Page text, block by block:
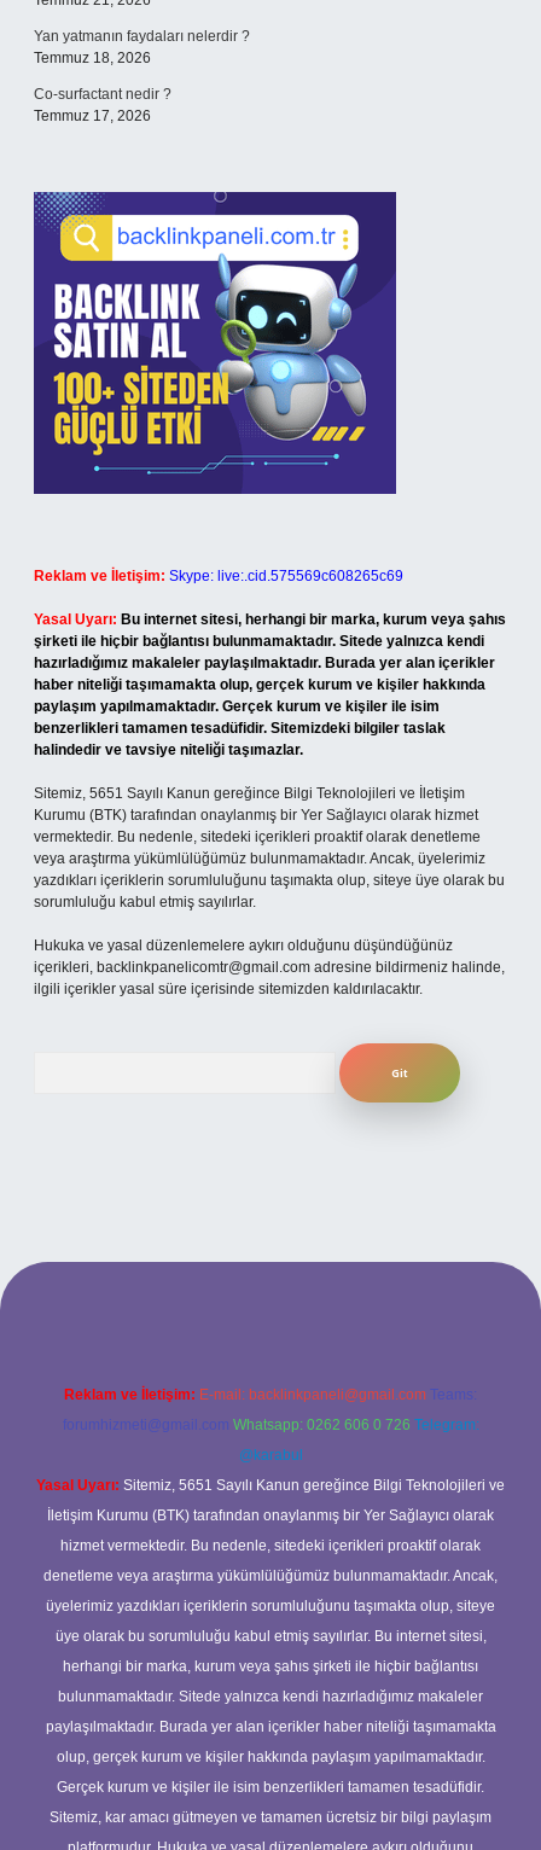
Yan yatmanın faydaları nelerdir ?
Temmuz 18, 2026
Co-surfactant nedir ?
Temmuz 17, 2026
Reklam ve İletişim: Skype: live:.cid.575569c608265c69
Yasal Uyarı: Bu internet sitesi, herhangi bir marka, kurum veya şahıs
şirketi ile hiçbir bağlantısı bulunmamaktadır. Sitede yalnızca kendi
hazırladığımız makaleler paylaşılmaktadır. Burada yer alan içerikler
haber niteliği taşımamakta olup, gerçek kurum ve kişiler hakkında
paylaşım yapılmamaktadır. Gerçek kurum ve kişiler ile isim
benzerlikleri tamamen tesadüfidir. Sitemizdeki bilgiler taslak
halindedir ve tavsiye niteliği taşımazlar.
Sitemiz, 5651 Sayılı Kanun gereğince Bilgi Teknolojileri ve İletişim
Kurumu (BTK) tarafından onaylanmış bir Yer Sağlayıcı olarak hizmet
vermektedir. Bu nedenle, sitedeki içerikleri proaktif olarak denetleme
veya araştırma yükümlülüğümüz bulunmamaktadır. Ancak, üyelerimiz
yazdıkları içeriklerin sorumluluğunu taşımakta olup, siteye üye olarak bu
sorumluluğu kabul etmiş sayılırlar.
Hukuka ve yasal düzenlemelere aykırı olduğunu düşündüğünüz
içerikleri, backlinkpanelicomtr@gmail.com adresine bildirmeniz halinde,
ilgili içerikler yasal süre içerisinde sitemizden kaldırılacaktır.
giriş
Reklam ve İletişim: E-mail: backlinkpaneli@gmail.com Teams:
forumhizmeti@gmail.com Whatsapp: 0262 606 0 726 Telegram:
@karabul
Yasal Uyarı: Sitemiz, 5651 Sayılı Kanun gereğince Bilgi Teknolojileri ve
İletişim Kurumu (BTK) tarafından onaylanmış bir Yer Sağlayıcı olarak
hizmet vermektedir. Bu nedenle, sitedeki içerikleri proaktif olarak
denetleme veya araştırma yükümlülüğümüz bulunmamaktadır. Ancak,
üyelerimiz yazdıkları içeriklerin sorumluluğunu taşımakta olup, siteye
üye olarak bu sorumluluğu kabul etmiş sayılırlar. Bu internet sitesi,
herhangi bir marka, kurum veya şahıs şirketi ile hiçbir bağlantısı
bulunmamaktadır. Sitede yalnızca kendi hazırladığımız makaleler
paylaşılmaktadır. Burada yer alan içerikler haber niteliği taşımamakta
olup, gerçek kurum ve kişiler hakkında paylaşım yapılmamaktadır.
Gerçek kurum ve kişiler ile isim benzerlikleri tamamen tesadüfidir.
Sitemiz, kar amacı gütmeyen ve tamamen ücretsiz bir bilgi paylaşım